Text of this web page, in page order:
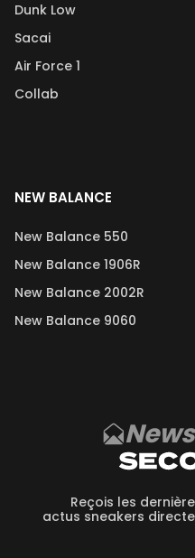
Dunk Low
Sacai
Air Force 1
Collab
NEW BALANCE
New Balance 550
New Balance 1906R
New Balance 2002R
New Balance 9060
Reçois les
actus sneakers